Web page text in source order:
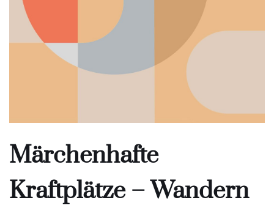
Märchenhafte
Kraftplätze – Wandern